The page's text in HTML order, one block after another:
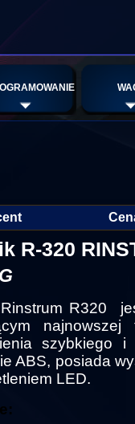
R-320
R320
szybkiego i
ABS, posiada
LED.